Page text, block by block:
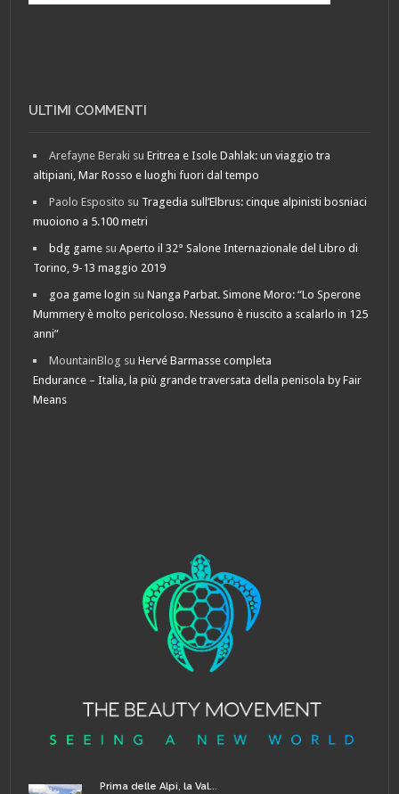
ULTIMI COMMENTI
Arefayne Beraki suEritrea e Isole Dahlak: un viaggio tra
altipiani, Mar Rosso e luoghi fuori dal tempo
Paolo Esposito su Tragedia sull’Elbrus: cinque alpinisti bosniaci
muoiono a 5.100 metri
bdg game suAperto il 32° Salone Internazionale del Libro di
Torino, 9-13 maggio 2019
goa game login suNanga Parbat. Simone Moro: “Lo Sperone
Mummery è molto pericoloso. Nessuno è riuscito a scalarlo in 125
anni”
MountainBlog suHervé Barmasse completa
Endurance – Italia, la più grande traversata della penisola by Fair
Means
Prima delle Alpi, la Val...